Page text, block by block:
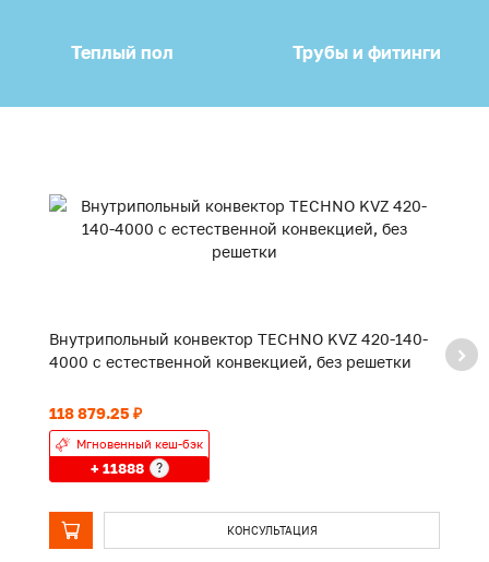
Теплый пол Трубы и фитинги
Внутрипольный конвектор TECHNO KVZ 420-140-
4000 с естественной конвекцией, без решетки
118 879.25 ₽
Мгновенный кеш-бэк
+ 11888 ?
КОНСУЛЬТАЦИЯ